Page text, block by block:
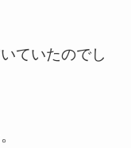
ていたのでし